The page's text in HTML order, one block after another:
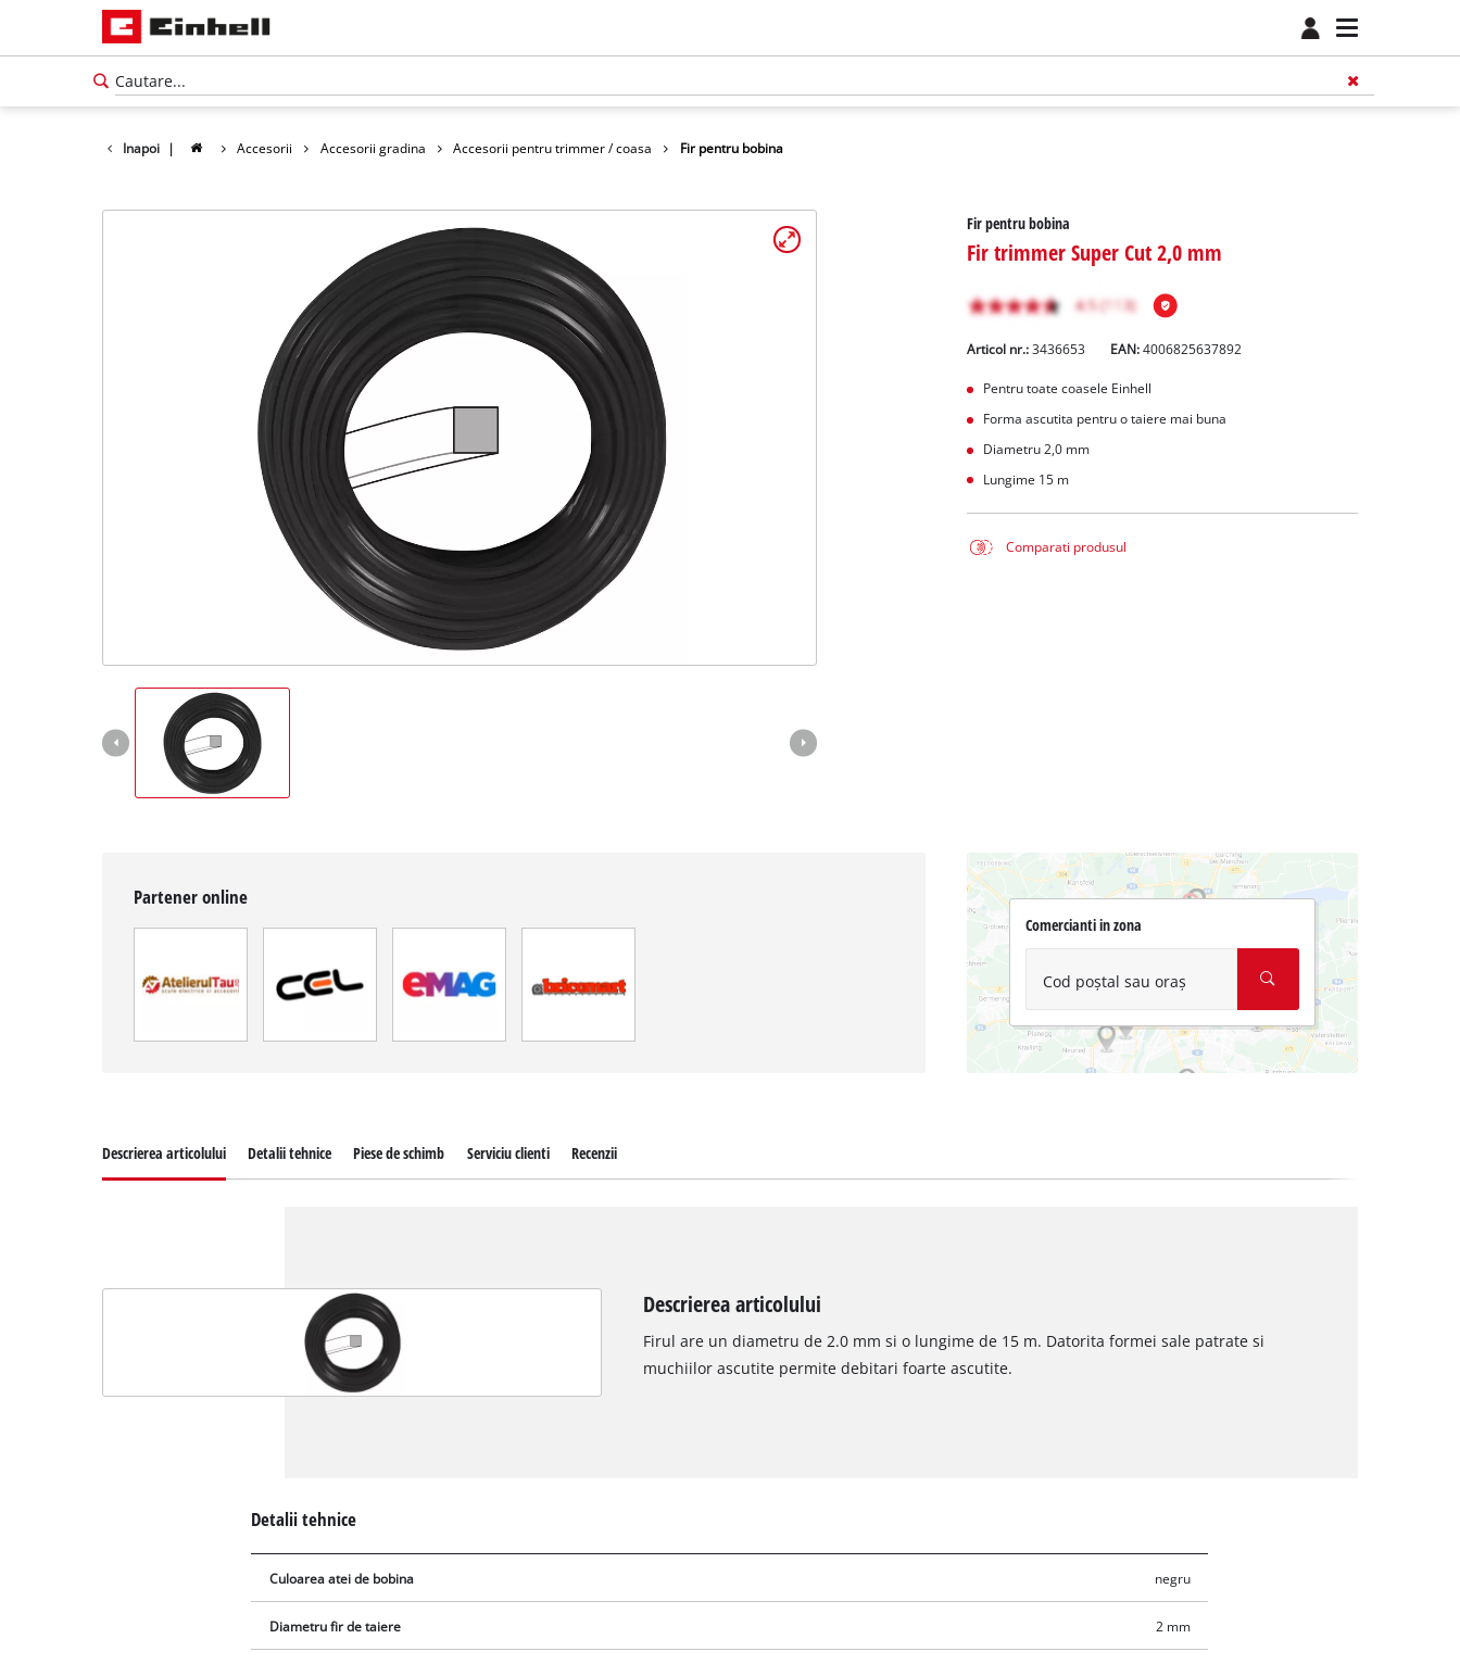
Inapoi | Accesorii Accesorii gradina Accesorii pentru trimmer / coasa Fir pentru bobina
Fir pentru bobina
Fir trimmer Super Cut 2,0 mm
Articol nr.: 3436653 EAN:4006825637892
Pentru toate coasele Einhell
Forma ascutita pentru o taiere mai buna
Diametru 2,0 mm
Lungime 15 m
Comparati produsul
Partener online
Comercianti in zona
Cod poștal sau oraș
Descrierea articolului Detalii tehnice Piese de schimb Serviciu clienti Recenzii
Descrierea articolului
Firul are un diametru de 2.0 mm si o lungime de 15 m. Datorita formei sale patrate si
muchiilor ascutite permite debitari foarte ascutite.
Detalii tehnice
Culoarea atei de bobina negru
Diametru fir de taiere 2 mm